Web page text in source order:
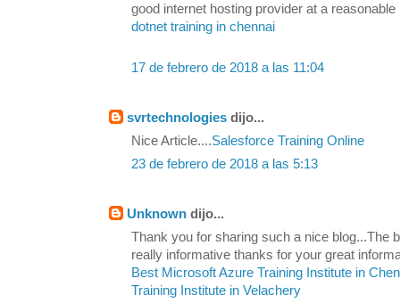
good internet hosting provider at a reasonable
dotnet training in chennai
17 de febrero de 2018 a las 11:04
svrtechnologies dijo...
Nice Article....Salesforce Training Online
23 de febrero de 2018 a las 5:13
Unknown dijo...
Thank you for sharing such a nice blog...The
really informative thanks for your great
Best Microsoft Azure Training Institute in
Training Institute in Velachery